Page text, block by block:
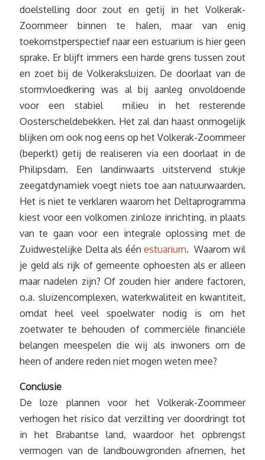
doelstelling door zout en getij in het Volkerak-
Zoommeer binnen te halen, maar van enig
toekomstperspectief naar een estuarium is hier geen
sprake. Er blijft immers een harde grens tussen zout
en zoet bij de Volkeraksluizen. De doorlaat van de
stormvloedkering was al bij aanleg onvoldoende
voor een stabiel milieu in het resterende
Oosterscheldebekken. Het zal dan haast onmogelijk
blijken om ook nog eens op het Volkerak-Zoommeer
(beperkt) getij de realiseren via een doorlaat in de
Philipsdam. Een landinwaarts uitstervend stukje
zeegatdynamiek voegt niets toe aan natuurwaarden.
Het is niet te verklaren waarom het Deltaprogramma
kiest voor een volkomen zinloze inrichting, in plaats
van te gaan voor een integrale oplossing met de
Zuidwestelijke Delta als éénestuarium. Waarom wil
je geld als rijk of gemeente ophoesten als er alleen
maar nadelen zijn? Of zouden hier andere factoren,
o.a. sluizencomplexen, waterkwaliteit en kwantiteit,
omdat heel veel spoelwater nodig is om het
zoetwater te behouden of commerciële financiële
belangen meespelen die wij als inwoners om de
heen of andere reden niet mogen weten mee?
Conclusie
De loze plannen voor het Volkerak-Zoommeer
verhogen het risico dat verzilting ver doordringt tot
in het Brabantse land, waardoor het opbrengst
vermogen van de landbouwgronden afnemen, het